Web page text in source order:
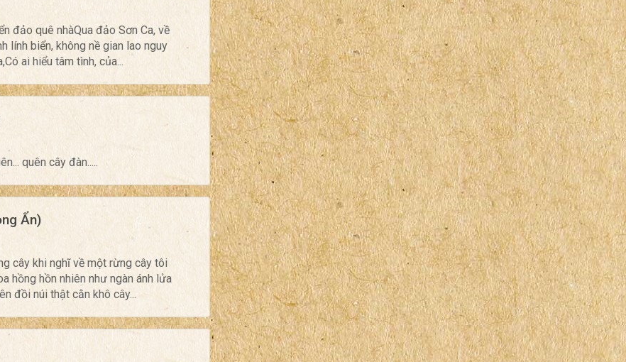
đảo quê nhàQua đảo Sơn Ca, về
lính biển, không nề gian lao nguy
ai hiểu tâm tình, của...
quên cây đàn.....
Ẩn)
cây khi nghĩ về một rừng cây tôi
hồng hồn nhiên như ngàn ánh lửa
đồi núi thật cằn khô cây...